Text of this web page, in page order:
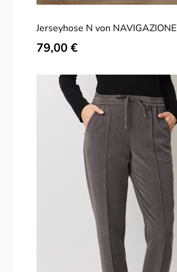
Jerseyhose N von NAVIGAZIONE
Regulärer Preis:
79,00 €